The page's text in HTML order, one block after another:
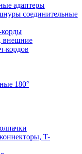
адаптеры
соединительные
корды
внешние
кордов
180°
T-